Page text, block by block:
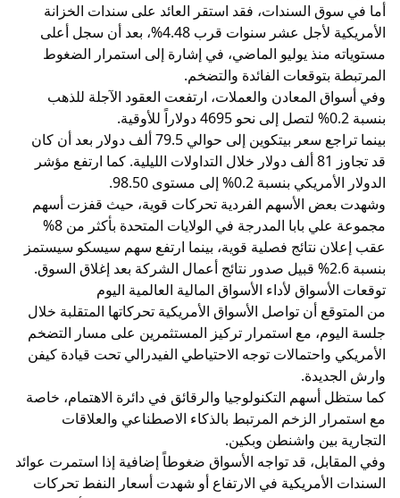
أما في سوق السندات، فقد استقر العائد على سندات الخزانة
الأمريكية لأجل عشر سنوات قرب 4.48%، بعد أن سجل أعلى
مستوياته منذ يوليو الماضي، في إشارة إلى استمرار الضغوط
المرتبطة بتوقعات الفائدة والتضخم.
وفي أسواق المعادن والعملات، ارتفعت العقود الآجلة للذهب
بنسبة 0.2% لتصل إلى نحو 4695 دولاراً للأوقية.
بينما تراجع سعر بيتكوين إلى حوالي 79.5 ألف دولار بعد أن كان
قد تجاوز 81 ألف دولار خلال التداولات الليلية. كما ارتفع مؤشر
الدولار الأمريكي بنسبة 0.2% إلى مستوى 98.50.
وشهدت بعض الأسهم الفردية تحركات قوية، حيث قفزت أسهم
مجموعة علي بابا المدرجة في الولايات المتحدة بأكثر من 8%
عقب إعلان نتائج فصلية قوية، بينما ارتفع سهم سيسكو سيستمز
بنسبة 2.6% قبيل صدور نتائج أعمال الشركة بعد إغلاق السوق.
توقعات الأسواق لأداء الأسواق المالية العالمية اليوم
من المتوقع أن تواصل الأسواق الأمريكية تحركاتها المتقلبة خلال
جلسة اليوم، مع استمرار تركيز المستثمرين على مسار التضخم
الأمريكي واحتمالات توجه الاحتياطي الفيدرالي تحت قيادة كيفن
وارش الجديدة.
كما ستظل أسهم التكنولوجيا والرقائق في دائرة الاهتمام، خاصة
مع استمرار الزخم المرتبط بالذكاء الاصطناعي والعلاقات
التجارية بين واشنطن وبكين.
وفي المقابل، قد تواجه الأسواق ضغوطاً إضافية إذا استمرت عوائد
السندات الأمريكية في الارتفاع أو شهدت أسعار النفط تحركات